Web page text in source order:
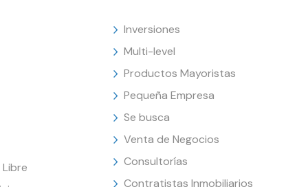
Inversiones
Multi-level
Productos Mayoristas
Pequeña Empresa
Se busca
Venta de Negocios
Consultorías
Contratistas Inmobiliarios